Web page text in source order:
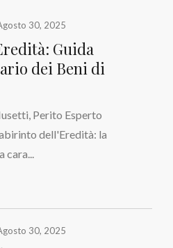
30, 2025
Guida
dei Beni di
Perito Esperto
dell'Eredità: la
30, 2025